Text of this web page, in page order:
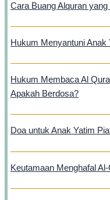
Cara Buang Alquran
Hukum Menyantuni
Hukum Membaca Al
Apakah Berdosa?
Doa untuk Anak Yatim
Keutamaan Menghafal